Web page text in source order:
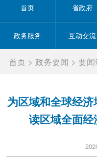
首页 省政府
政务服务 互动交流
首页 >政务要闻 >要
为区域和全球经
读区域全面